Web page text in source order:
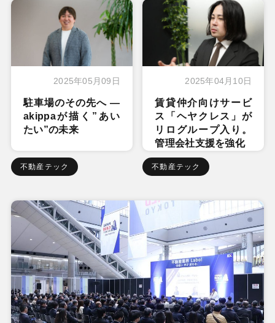
2025年05月09日
駐車場のその先へ ―
akippaが描く”あい
たい”の未来
不動産テック
2025年04月10日
賃貸仲介向けサービ
ス「ヘヤクレス」が
リログループ入り。
管理会社支援を強化
不動産テック